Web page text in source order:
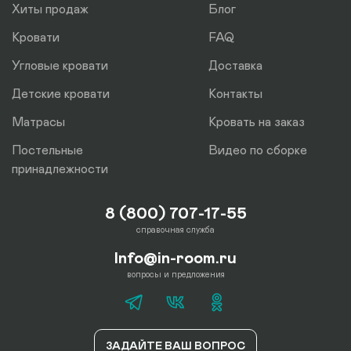
Хиты продаж
Кровати
Угловые кровати
Детские кровати
Матрасы
Постельные
принадлежности
Блог
FAQ
Доставка
Контакты
Кровать на заказ
Видео по сборке
ЗАДАЙТЕ ВАШ ВОПРОС
8 (800) 707-17-55
справочная служба
Info@in-room.ru
вопросы и предложения